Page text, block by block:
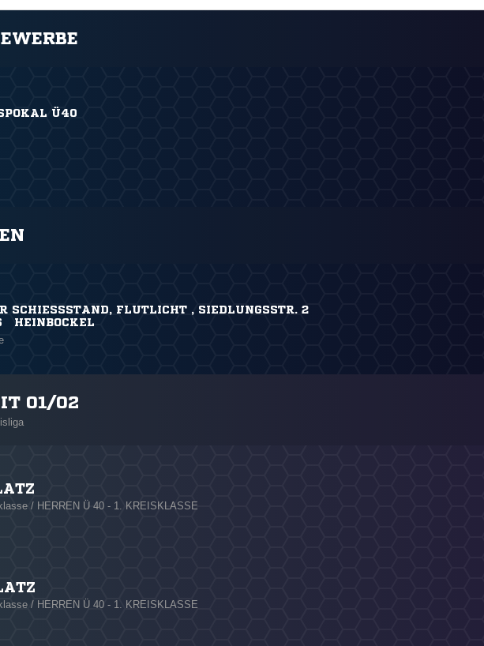
Ü40
SCHIESSSTAND, FLUTLICHT , SIEDLUNGSSTR. 2
HEINBOCKEL
01/02
/ HERREN Ü 40 - 1. KREISKLASSE
/ HERREN Ü 40 - 1. KREISKLASSE